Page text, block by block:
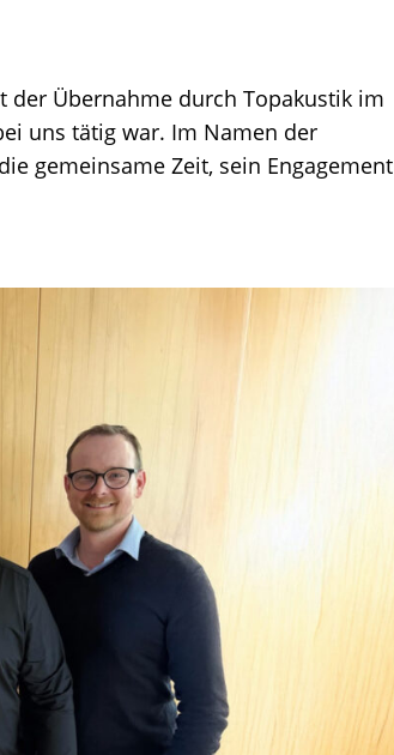
der Übernahme durch Topakustik im
uns tätig war. Im Namen der
gemeinsame Zeit, sein Engagement